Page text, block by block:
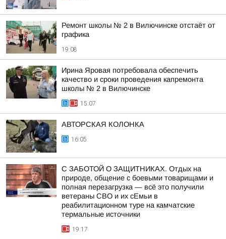
Ремонт школы № 2 в Вилючинске отстаёт от
графика
19:08
Ирина Яровая потребовала обеспечить
качество и сроки проведения капремонта
школы № 2 в Вилючинске
15:07
АВТОРСКАЯ КОЛОНКА
16:05
С ЗАБОТОЙ О ЗАЩИТНИКАХ. Отдых на
природе, общение с боевыми товарищами и
полная перезагрузка — всё это получили
ветераны СВО и их сЕмьи в
реабилитационном туре на камчатские
термальные источники
19:17